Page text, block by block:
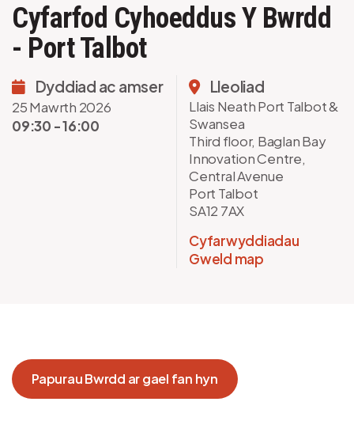
Cyfarfod Cyhoeddus Y Bwrdd
- Port Talbot
Dyddiad ac amser
25 Mawrth 2026
09:30 - 16:00
Lleoliad
Llais Neath Port Talbot &
Swansea
Third floor, Baglan Bay
Innovation Centre,
Central Avenue
Port Talbot
SA12 7AX
Cyfarwyddiadau
Gweld map
Papurau Bwrdd ar gael fan hyn